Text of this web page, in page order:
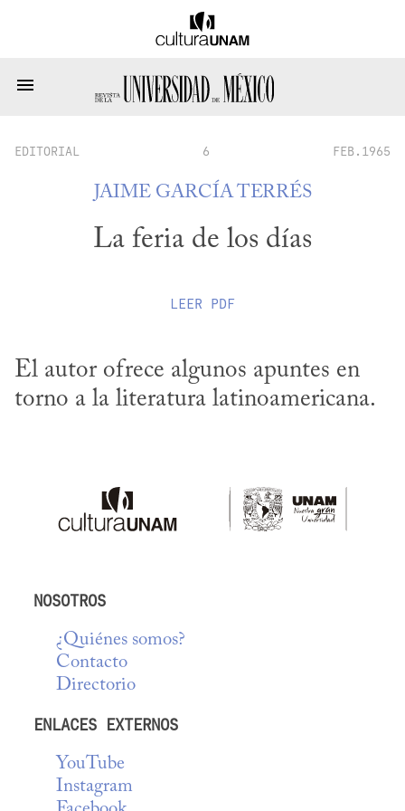
EDITORIAL 6 FEB.1965
JAIME GARCÍA TERRÉS
La feria de los días
LEER PDF
El autor ofrece algunos apuntes en
torno a la literatura latinoamericana.
NOSOTROS
¿Quiénes somos?
Contacto
Directorio
ENLACES EXTERNOS
YouTube
Instagram